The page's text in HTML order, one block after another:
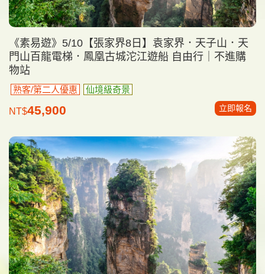
《素易遊》5/10【張家界8日】袁家界．天子山．天
門山百龍電梯．鳳凰古城沱江遊船 自由行｜不進購
物站
熟客/第二人優惠 仙境級奇景
NT$45,900 立即報名